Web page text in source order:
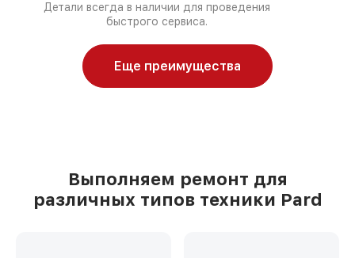
Детали всегда в наличии для проведения
быстрого сервиса.
Еще преимущества
Выполняем ремонт для
различных типов техники Pard